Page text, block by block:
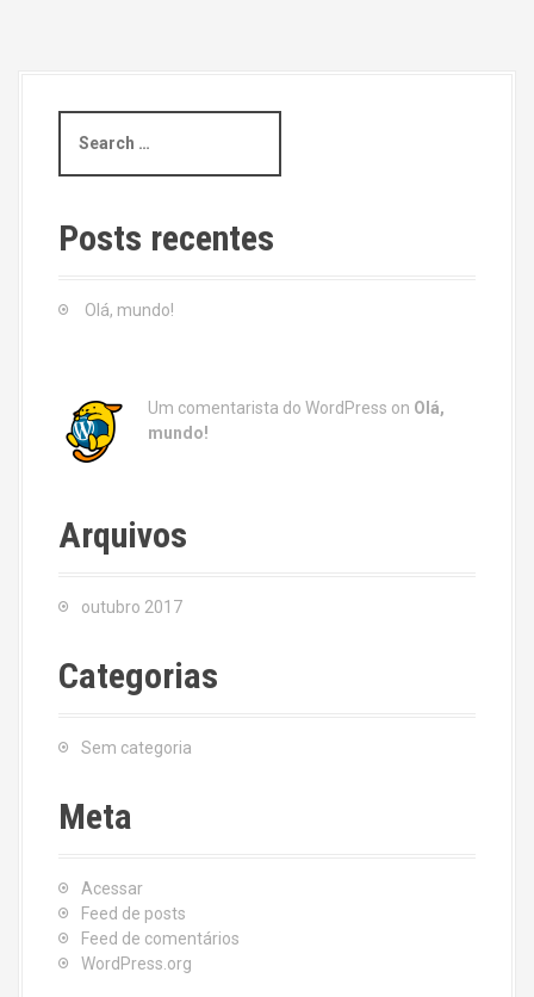
a
c
h
Posts recentes
Olá, mundo!
Um comentarista do WordPress on Olá,
mundo!
Arquivos
outubro 2017
Categorias
Sem categoria
Meta
Acessar
Feed de posts
Feed de comentários
WordPress.org